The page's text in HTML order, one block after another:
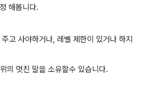
해봅니다.
고 사야하거나, 레벨 제한이 있거나 하지
의 멋진 말을 소유할수 있습니다.